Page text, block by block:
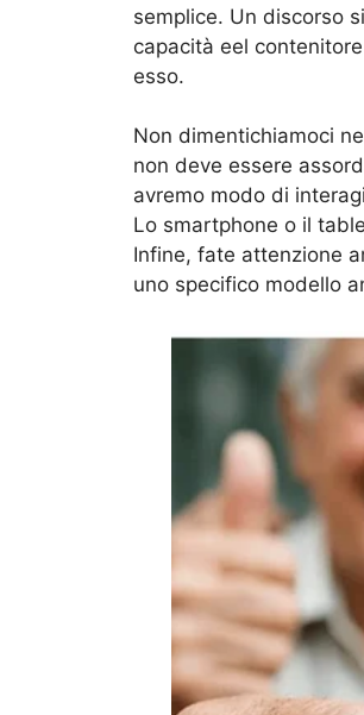
semplice. Un discorso
capacità eel
esso.
Non dimentichiamoci
non deve essere
avremo modo di
Lo smartphone o il
Infine, fate attenzione
uno specifico modello